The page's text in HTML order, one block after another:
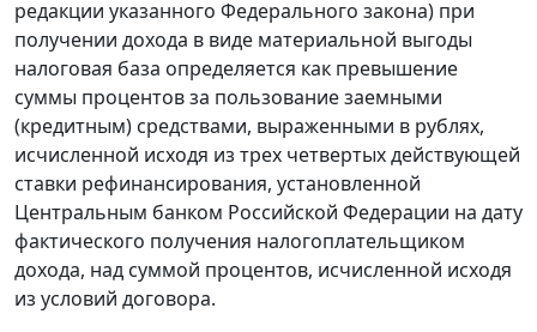
редакции указанного Федерального закона) при
получении дохода в виде материальной выгоды
налоговая база определяется как превышение
суммы процентов за пользование заемными
(кредитным) средствами, выраженными в рублях,
исчисленной исходя из трех четвертых действующей
ставки рефинансирования, установленной
Центральным банком Российской Федерации на дату
фактического получения налогоплательщиком
дохода, над суммой процентов, исчисленной исходя
из условий договора.